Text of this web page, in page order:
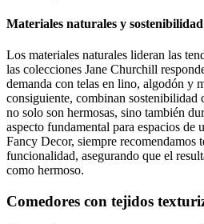
Materiales naturales y sostenibilidad
Los materiales naturales lideran las
las colecciones Jane Churchill
demanda con telas en lino, algodón y
consiguiente, combinan sostenibilidad
no solo son hermosas, sino también
aspecto fundamental para espacios de
Fancy Decor, siempre recomendamos
funcionalidad, asegurando que el
como hermoso.
Comedores con tejidos